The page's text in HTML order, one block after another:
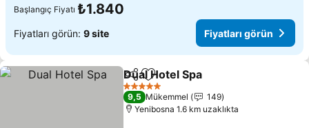
Başlangıç Fiyatı ₺1.840
Fiyatları görün: 9 site Fiyatları görün
PaylaşFavorilerime ekle
Dual Hotel Spa
5 Yıldız
9,5 Mükemmel
149
Yenibosna 1.6 km uzaklıkta